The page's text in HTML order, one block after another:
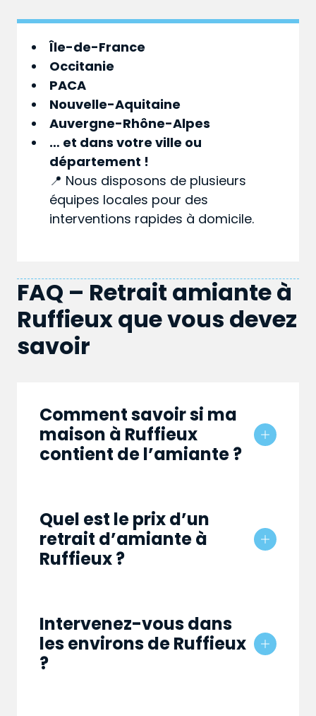
Île-de-France
Occitanie
PACA
Nouvelle-Aquitaine
Auvergne-Rhône-Alpes
… et dans votreville ou
département !
📍 Nous disposons de plusieurs
équipes locales pour des
interventions rapides à domicile.
FAQ – Retrait amiante à
Ruffieux que vous devez
savoir
Comment savoir si ma
maison à Ruffieux
contient de l’amiante ?
Quel est le prix d’un
retrait d’amiante à
Ruffieux ?
Intervenez-vous dans
les environs de Ruffieux
?